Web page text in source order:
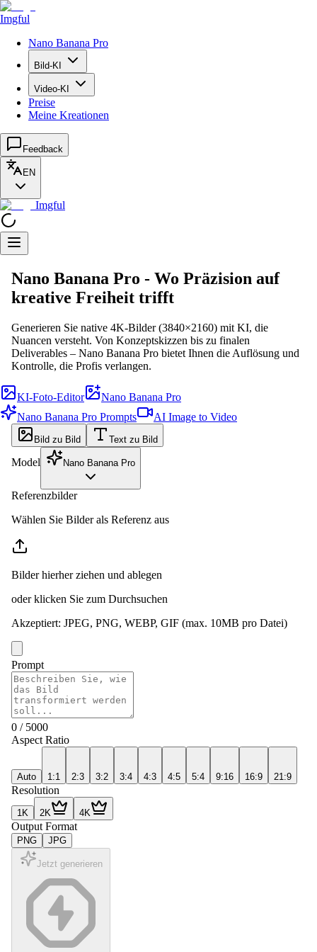
Imgful
Nano Banana Pro
Bild-KI
Video-KI
Preise
Meine Kreationen
Feedback
EN
Imgful
Nano Banana Pro - Wo Präzision auf
kreative Freiheit trifft
Generieren Sie native 4K-Bilder (3840×2160) mit KI, die
Nuancen versteht. Von Konzeptskizzen bis zu finalen
Deliverables – Nano Banana Pro bietet Ihnen die Auflösung und
Kontrolle, die Profis verlangen.
KI-Foto-Editor
Nano Banana Pro
Nano Banana Pro Prompts
AI Image to Video
Bild zu Bild Text zu Bild
Model Nano Banana Pro
Referenzbilder
Wählen Sie Bilder als Referenz aus
Bilder hierher ziehen und ablegen
oder klicken Sie zum Durchsuchen
Akzeptiert: JPEG, PNG, WEBP, GIF (max. 10MB pro Datei)
Prompt
0 / 5000
Aspect Ratio
Auto 1:1 2:3 3:2 3:4 4:3 4:5 5:4 9:16 16:9 21:9
Resolution
1K 2K 4K
Output Format
PNG JPG
Jetzt generieren